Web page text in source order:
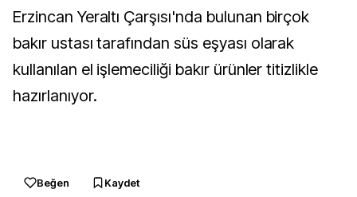
Erzincan Yeraltı Çarşısı'nda bulunan birçok
bakır ustası tarafından süs eşyası olarak
kullanılan el işlemeciliği bakır ürünler titizlikle
hazırlanıyor.
Beğen Kaydet